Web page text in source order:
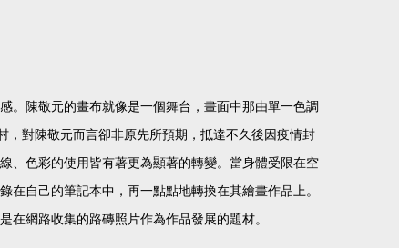
。陳敬元的畫布就像是一個舞台，畫面中那由單一色調
對陳敬元而言卻非原先所預期，抵達不久後因疫情封
、色彩的使用皆有著更為顯著的轉變。當身體受限在空
自己的筆記本中，再一點點地轉換在其繪畫作品上。
網路收集的路磚照片作為作品發展的題材。